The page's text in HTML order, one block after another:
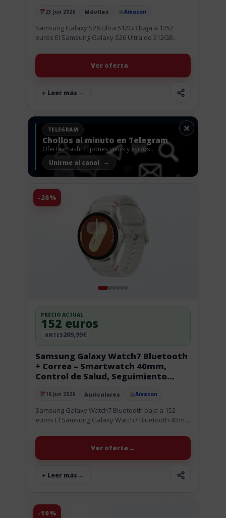
Publicado el
23 Jun 2026 Móviles Amazon
Samsung Galaxy S26 Ultra 512GB baja a 1252
euros El Samsung Galaxy S26 Ultra de 512GB
una...
+ Leer más
Ver oferta
×
TELEGRAM
Chollos al minuto en Telegram
Ofertas flash, cupones vivos y avisos
antes de que vuelen.
Unirme al canal
-28%
Publicado el
16 Jun 2026 Auriculares Amazon
Samsung Galaxy Watch7 Bluetooth
+ Correa – Smartwatch 40mm,
Control de Salud, Seguimiento
PRECIO ACTUAL
152 euros
ANTES209,99€
Samsung Galaxy Watch7 Bluetooth baja a 152
euros El Samsung Galaxy Watch7 Bluetooth 40 mm
rebaja...
+ Leer más
Ver oferta
-10%